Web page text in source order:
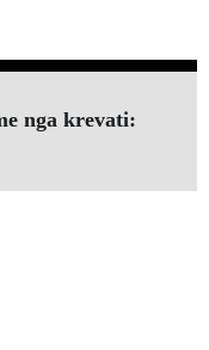
nga krevati: